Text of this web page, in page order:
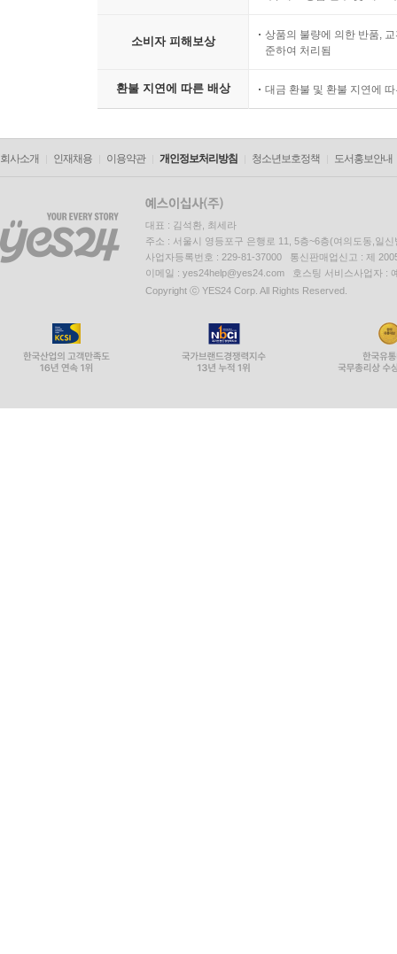
소비자 피해보상
상품의 불량에 의한 반품,
준하여 처리됨
환불 지연에 따른 배상 대금 환불 및 환불 지연에
회사소개 인재채용 이용약관 개인정보처리방침 청소년보호정책 도서홍보안내
대표 : 김석환, 최세라
주소 : 서울시 영등포구 은행로 11, 5층~6층(여의도동,일신
사업자등록번호 : 229-81-37000 통신판매업신고 : 제
이메일 : yes24help@yes24.com 호스팅 서비스사업자 :
Copyright ⓒ YES24 Corp. All Rights Reserved.